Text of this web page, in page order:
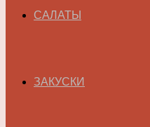
САЛАТЫ
ЗАКУСКИ